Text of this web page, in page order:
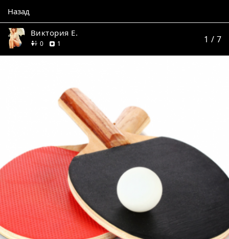
Назад
Виктория Е.
0друзей
1 1 / 7